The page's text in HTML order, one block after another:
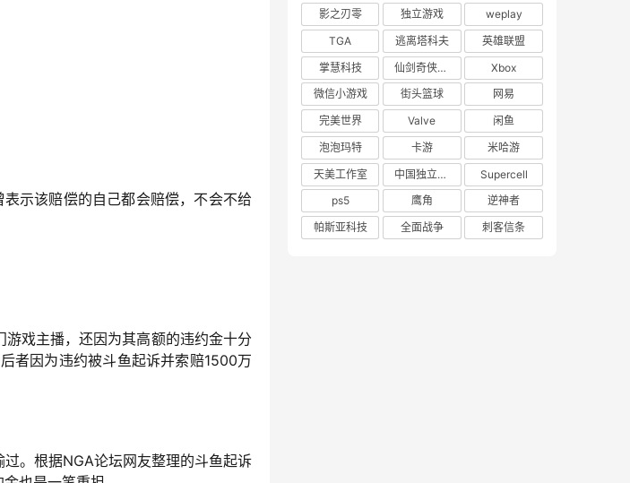
示该赔偿的自己都会赔偿，不会不给
戏主播，还因为其高额的违约金十分
者因为违约被斗鱼起诉并索赔1500万
。根据NGA论坛网友整理的斗鱼起诉
影之刃零
独立游戏
weplay
TGA
逃离塔科夫
英雄联盟
掌慧科技
仙剑奇侠传四
Xbox
微信小游戏
街头篮球
网易
完美世界
Valve
闲鱼
泡泡玛特
卡游
米哈游
天美工作室
中国独立游戏联盟
Supercell
ps5
鹰角
逆神者
帕斯亚科技
全面战争 刺客信条